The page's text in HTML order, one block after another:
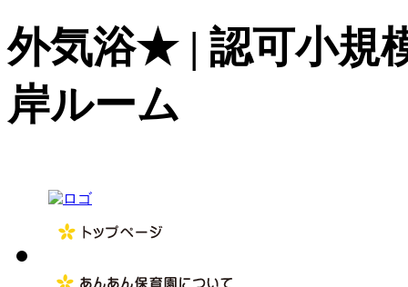
外気浴★ | 認可小規
岸ルーム